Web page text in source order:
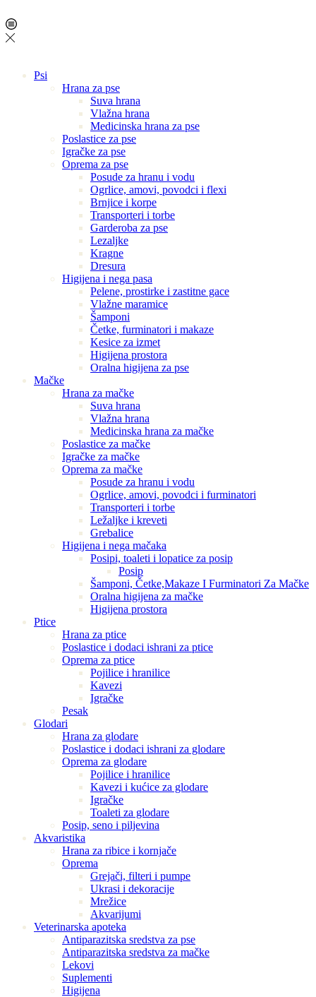
Psi
Hrana za pse
Suva hrana
Vlažna hrana
Medicinska hrana za pse
Poslastice za pse
Igračke za pse
Oprema za pse
Posude za hranu i vodu
Ogrlice, amovi, povodci i flexi
Brnjice i korpe
Transporteri i torbe
Garderoba za pse
Lezaljke
Kragne
Dresura
Higijena i nega pasa
Pelene, prostirke i zastitne gace
Vlažne maramice
Šamponi
Četke, furminatori i makaze
Kesice za izmet
Higijena prostora
Oralna higijena za pse
Mačke
Hrana za mačke
Suva hrana
Vlažna hrana
Medicinska hrana za mačke
Poslastice za mačke
Igračke za mačke
Oprema za mačke
Posude za hranu i vodu
Ogrlice, amovi, povodci i furminatori
Transporteri i torbe
Ležaljke i kreveti
Grebalice
Higijena i nega mačaka
Posipi, toaleti i lopatice za posip
Posip
Šamponi, Četke,Makaze I Furminatori Za Mačke
Oralna higijena za mačke
Higijena prostora
Ptice
Hrana za ptice
Poslastice i dodaci ishrani za ptice
Oprema za ptice
Pojilice i hranilice
Kavezi
Igračke
Pesak
Glodari
Hrana za glodare
Poslastice i dodaci ishrani za glodare
Oprema za glodare
Pojilice i hranilice
Kavezi i kućice za glodare
Igračke
Toaleti za glodare
Posip, seno i piljevina
Akvaristika
Hrana za ribice i kornjače
Oprema
Grejači, filteri i pumpe
Ukrasi i dekoracije
Mrežice
Akvarijumi
Veterinarska apoteka
Antiparazitska sredstva za pse
Antiparazitska sredstva za mačke
Lekovi
Suplementi
Higijena